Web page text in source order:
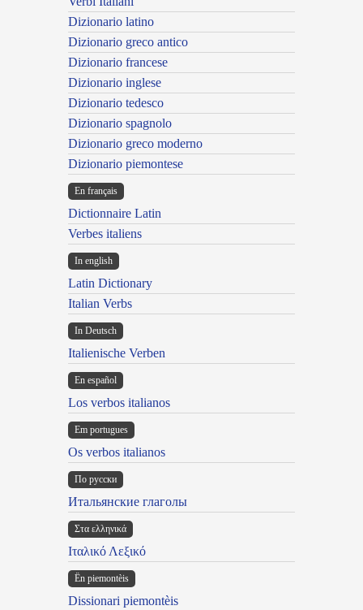
Dizionario latino
Dizionario greco antico
Dizionario francese
Dizionario inglese
Dizionario tedesco
Dizionario spagnolo
Dizionario greco moderno
Dizionario piemontese
En français
Dictionnaire Latin
Verbes italiens
In english
Latin Dictionary
Italian Verbs
In Deutsch
Italienische Verben
En español
Los verbos italianos
Em portugues
Os verbos italianos
По русски
Итальянские глаголы
Στα ελληνικά
Ιταλικό Λεξικό
Ën piemontèis
Dissionari piemontèis